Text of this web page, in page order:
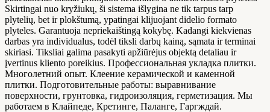
Skirtingai nuo kryžiukų, ši sistema išlygina ne tik tarpus tarp
plytelių, bet ir plokštumą, ypatingai klijuojant didelio formato
plyteles. Garantuoja nepriekaištingą kokybę. Kadangi kiekvienas
darbas yra individualus, todėl tiksli darbų kainą, sąmata ir terminai
skiriasi. Tiksliai galima pasakyti apžiūrėjus objektą detaliau ir
įvertinus kliento poreikius. Профессиональная укладка плитки.
Многолетний опыт. Клеение керамической и каменной
плитки. Подготовительные работы: выравнивание
поверхности, грунтовка, гидроизоляция, герметизация. Мы
работаем в Клайпеде, Кретинге, Паланге, Гаргждай.